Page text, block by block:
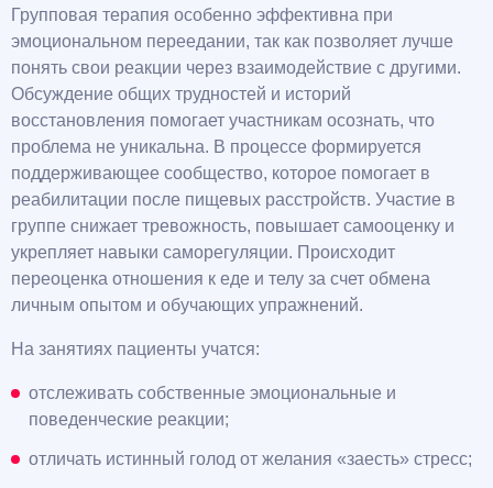
Групповая терапия особенно эффективна при
эмоциональном переедании, так как позволяет лучше
понять свои реакции через взаимодействие с другими.
Обсуждение общих трудностей и историй
восстановления помогает участникам осознать, что
проблема не уникальна. В процессе формируется
поддерживающее сообщество, которое помогает в
реабилитации после пищевых расстройств. Участие в
группе снижает тревожность, повышает самооценку и
укрепляет навыки саморегуляции. Происходит
переоценка отношения к еде и телу за счет обмена
личным опытом и обучающих упражнений.
На занятиях пациенты учатся:
отслеживать собственные эмоциональные и
поведенческие реакции;
отличать истинный голод от желания «заесть» стресс;